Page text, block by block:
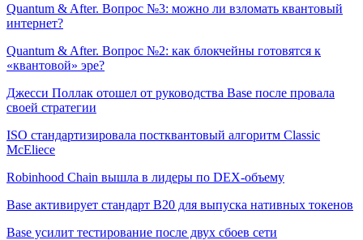
Quantum & After. Вопрос №3: можно ли взломать квантовый
интернет?
Quantum & After. Вопрос №2: как блокчейны готовятся к
«квантовой» эре?
Джесси Поллак отошел от руководства Base после провала
своей стратегии
ISO стандартизировала постквантовый алгоритм Classic
McEliece
Robinhood Chain вышла в лидеры по DEX-объему
Base активирует стандарт B20 для выпуска нативных токенов
Base усилит тестирование после двух сбоев сети